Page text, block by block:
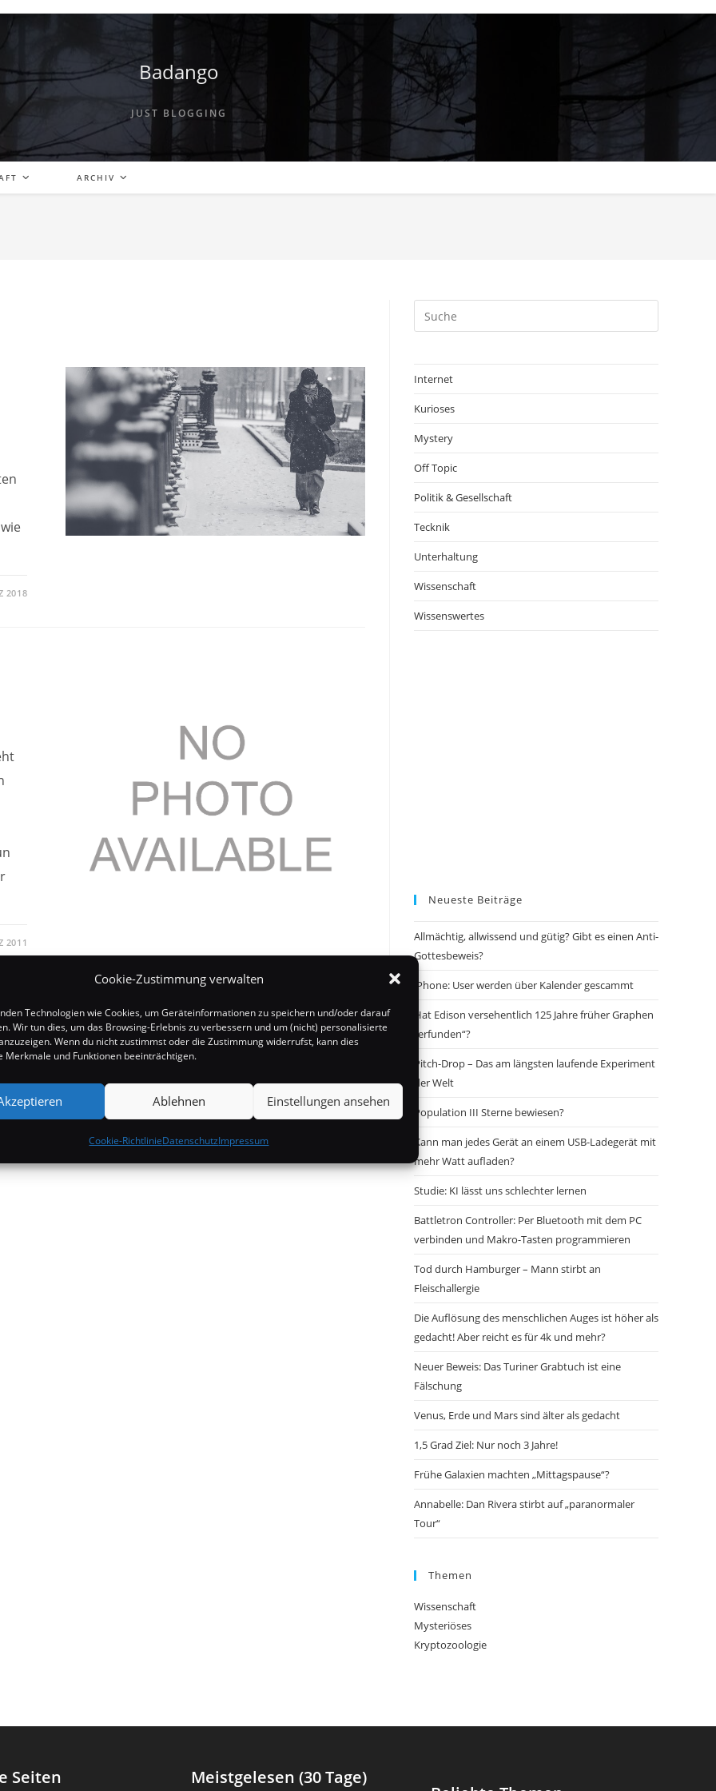
Cookie-Zustimmung verwalten
Technologien wie Cookies, um Geräteinformationen zu speichern und/oder darauf
Wir tun dies, um das Browsing-Erlebnis zu verbessern und um (nicht) personalisierte
Wenn du nicht zustimmst oder die Zustimmung widerrufst, kann dies
Merkmale und Funktionen beeinträchtigen.
Ablehnen Einstellungen ansehen
Cookie-RichtlinieDatenschutzImpressum
Badango
JUST BLOGGING
ARCHIV
2018
2011
Internet
Kurioses
Mystery
Off Topic
Politik & Gesellschaft
Tecknik
Unterhaltung
Wissenschaft
Wissenswertes
Neueste Beiträge
Allmächtig, allwissend und gütig? Gibt es einen Anti-
Gottesbeweis?
iPhone: User werden über Kalender gescammt
Hat Edison versehentlich 125 Jahre früher Graphen
„erfunden“?
Pitch-Drop – Das am längsten laufende Experiment
der Welt
Population III Sterne bewiesen?
Kann man jedes Gerät an einem USB-Ladegerät mit
mehr Watt aufladen?
Studie: KI lässt uns schlechter lernen
Battletron Controller: Per Bluetooth mit dem PC
verbinden und Makro-Tasten programmieren
Tod durch Hamburger – Mann stirbt an
Fleischallergie
Die Auflösung des menschlichen Auges ist höher als
gedacht! Aber reicht es für 4k und mehr?
Neuer Beweis: Das Turiner Grabtuch ist eine
Fälschung
Venus, Erde und Mars sind älter als gedacht
1,5 Grad Ziel: Nur noch 3 Jahre!
Frühe Galaxien machten „Mittagspause“?
Annabelle: Dan Rivera stirbt auf „paranormaler
Tour“
Themen
Wissenschaft
Mysteriöses
Kryptozoologie
Seiten Meistgelesen (30 Tage)